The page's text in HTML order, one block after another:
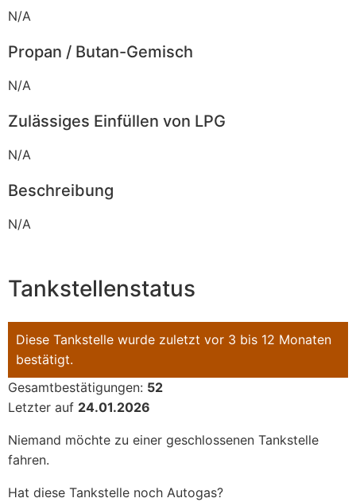
N/A
Propan / Butan-Gemisch
N/A
Zulässiges Einfüllen von LPG
N/A
Beschreibung
N/A
Tankstellenstatus
Diese Tankstelle wurde zuletzt vor 3 bis 12 Monaten
bestätigt.
Gesamtbestätigungen: 52
Letzter auf 24.01.2026
Niemand möchte zu einer geschlossenen Tankstelle
fahren.
Hat diese Tankstelle noch Autogas?